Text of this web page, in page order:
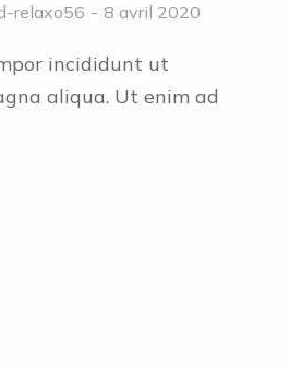
relaxo56 8 avril 2020
incididunt ut
aliqua. Ut enim ad